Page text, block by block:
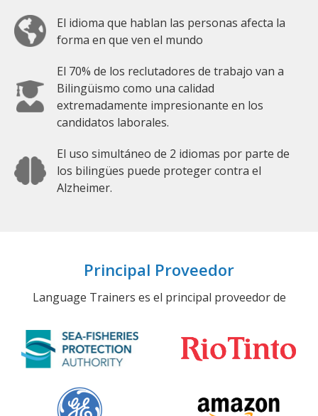
El idioma que hablan las personas afecta la
forma en que ven el mundo
El 70% de los reclutadores de trabajo van a
Bilingüismo como una calidad
extremadamente impresionante en los
candidatos laborales.
El uso simultáneo de 2 idiomas por parte de
los bilingües puede proteger contra el
Alzheimer.
Principal Proveedor
Language Trainers es el principal proveedor de